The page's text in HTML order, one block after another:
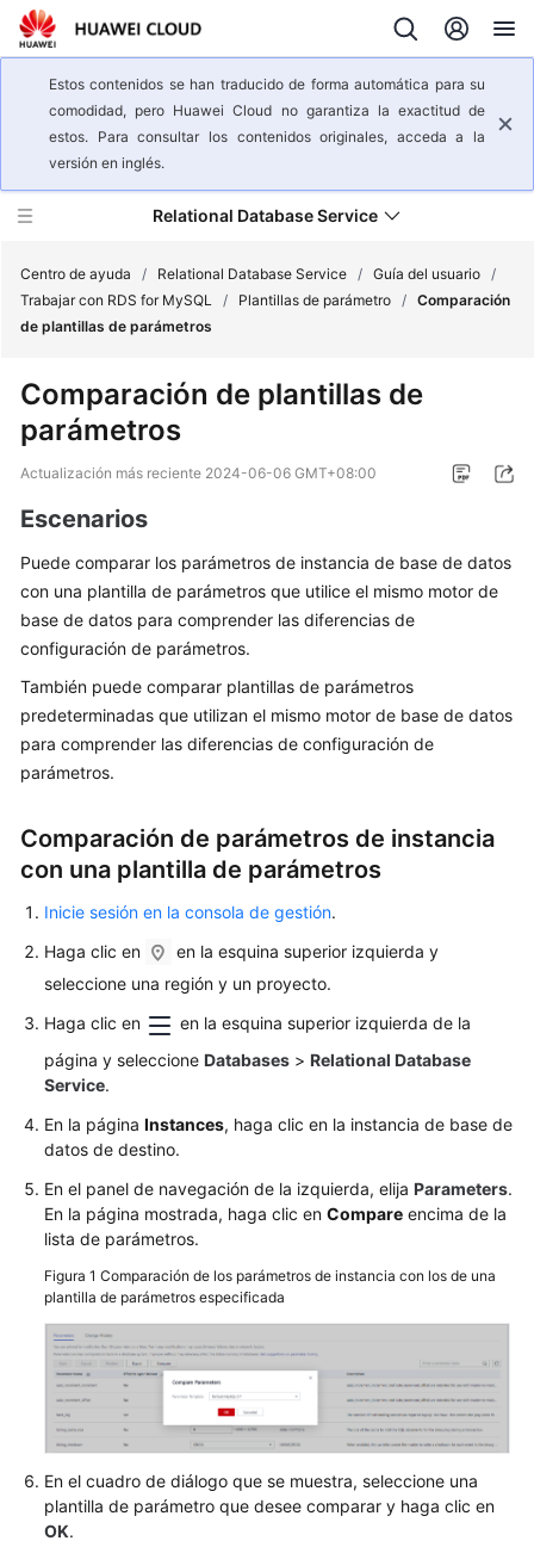
Estos contenidos se han traducido de forma automática para su
comodidad, pero Huawei Cloud no garantiza la exactitud de
estos. Para consultar los contenidos originales, acceda a la
versión en inglés.
Relational Database Service
del
servicio
Pasos
Guía
del
usuario
con
RDS
for
MySQL
Sugerencias
el
uso
RDS
for
MySQL
Conexión
de
instancia
de
bases
datos
Ajuste
de
rendimiento
Gestión
permisos
Centro de ayuda / Relational Database Service / Guía del usuario /
Trabajar con RDS for MySQL / Plantillas de parámetro / Comparación
de plantillas de parámetros
Comparación de plantillas de
parámetros
Actualización más reciente 2024-06-06 GMT+08:00
Escenarios
Puede comparar los parámetros de instancia de base de datos
con una plantilla de parámetros que utilice el mismo motor de
base de datos para comprender las diferencias de
configuración de parámetros.
También puede comparar plantillas de parámetros
predeterminadas que utilizan el mismo motor de base de datos
para comprender las diferencias de configuración de
parámetros.
Comparación de parámetros de instancia
con una plantilla de parámetros
Inicie sesión en la consola de gestión.
Haga clic en
en la esquina superior izquierda y
seleccione una región y un proyecto.
Haga clic en
en la esquina superior izquierda de la
página y seleccione Databases > Relational Database
Service.
En la página Instances, haga clic en la instancia de base de
datos de destino.
En el panel de navegación de la izquierda, elija Parameters.
En la página mostrada, haga clic en Compare encima de la
lista de parámetros.
Figura 1 Comparación de los parámetros de instancia con los de una
plantilla de parámetros especificada
En el cuadro de diálogo que se muestra, seleccione una
plantilla de parámetro que desee comparar y haga clic en
OK.